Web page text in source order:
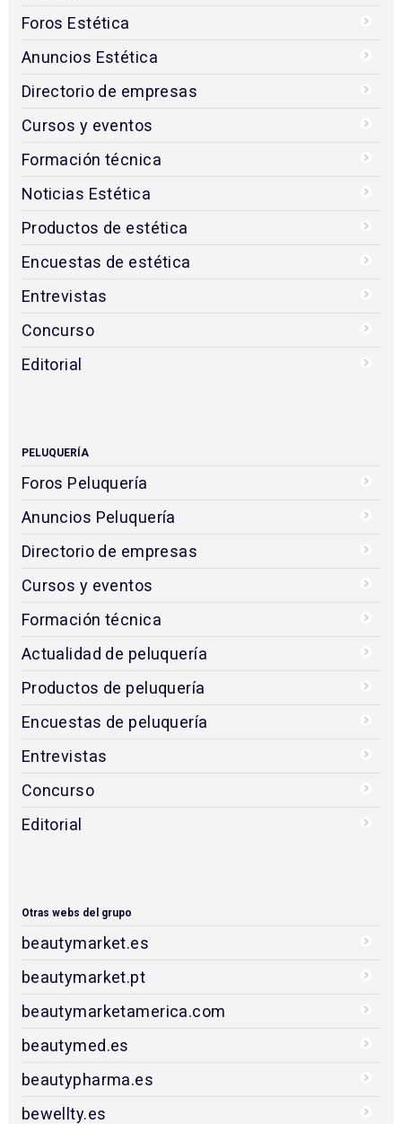
Foros Estética
Anuncios Estética
Directorio de empresas
Cursos y eventos
Formación técnica
Noticias Estética
Productos de estética
Encuestas de estética
Entrevistas
Concurso
Editorial
PELUQUERÍA
Foros Peluquería
Anuncios Peluquería
Directorio de empresas
Cursos y eventos
Formación técnica
Actualidad de peluquería
Productos de peluquería
Encuestas de peluquería
Entrevistas
Concurso
Editorial
Otras webs del grupo
beautymarket.es
beautymarket.pt
beautymarketamerica.com
beautymed.es
beautypharma.es
bewellty.es